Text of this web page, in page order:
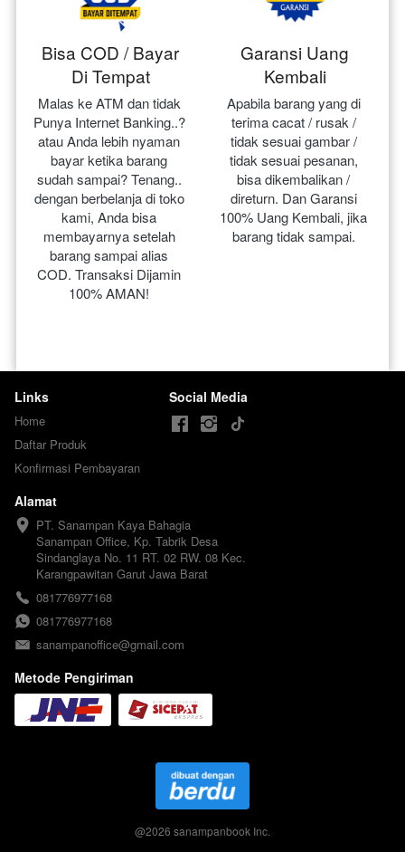
Bisa COD / Bayar
Di Tempat
Malas ke ATM dan tidak
Punya Internet Banking..?
atau Anda lebih nyaman
bayar ketika barang
sudah sampai? Tenang..
dengan berbelanja di toko
kami, Anda bisa
membayarnya setelah
barang sampai alias
COD. Transaksi Dijamin
100% AMAN!
Garansi Uang
Kembali
Apabila barang yang di
terima cacat / rusak /
tidak sesuai gambar /
tidak sesuai pesanan,
bisa dikembalikan /
direturn. Dan Garansi
100% Uang Kembali, jika
barang tidak sampai.
Links
Home
Daftar Produk
Konfirmasi Pembayaran
Social Media
Alamat
PT. Sanampan Kaya Bahagia
Sanampan Office, Kp. Tabrik Desa
Sindanglaya No. 11 RT. 02 RW. 08 Kec.
Karangpawitan Garut Jawa Barat
081776977168
081776977168
sanampanoffice@gmail.com
Metode Pengiriman
@2026 sanampanbook Inc.